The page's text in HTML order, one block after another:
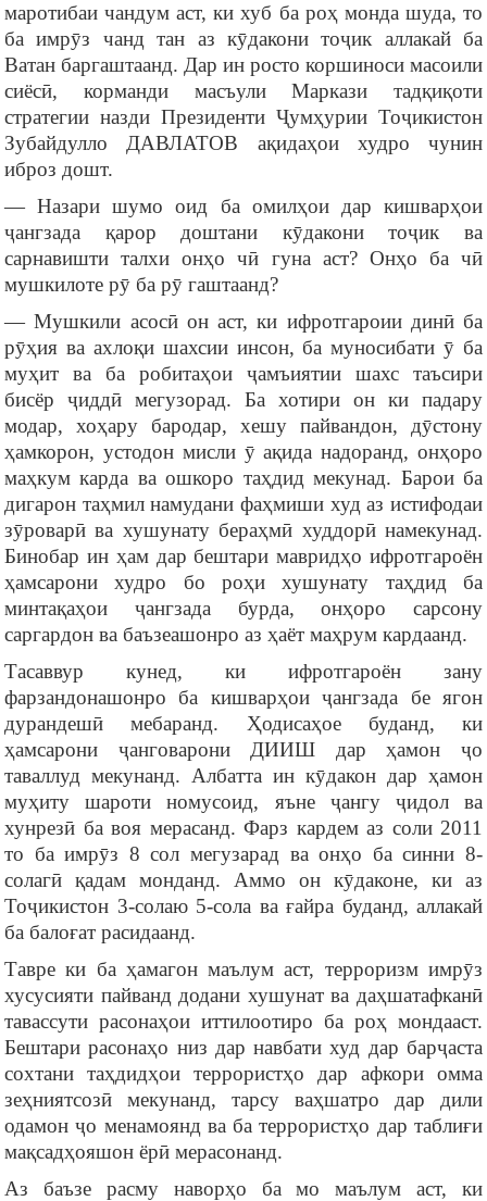
маротибаи чандум аст, ки хуб ба роҳ монда шуда, то
ба имрӯз чанд тан аз кӯдакони тоҷик аллакай ба
Ватан баргаштаанд. Дар ин росто коршиноси масоили
сиёсӣ, корманди масъули Маркази тадқиқоти
стратегии назди Президенти Ҷумҳурии Тоҷикистон
Зубайдулло ДАВЛАТОВ ақидаҳои худро чунин
иброз дошт.
— Назари шумо оид ба омилҳои дар кишварҳои
ҷангзада қарор доштани кӯдакони тоҷик ва
сарнавишти талхи онҳо чӣ гуна аст? Онҳо ба чӣ
мушкилоте рӯ ба рӯ гаштаанд?
— Мушкили асосӣ он аст, ки ифротгароии динӣ ба
рӯҳия ва ахлоқи шахсии инсон, ба муносибати ӯ ба
муҳит ва ба робитаҳои ҷамъиятии шахс таъсири
бисёр ҷиддӣ мегузорад. Ба хотири он ки падару
модар, хоҳару бародар, хешу пайвандон, дӯстону
ҳамкорон, устодон мисли ӯ ақида надоранд, онҳоро
маҳкум карда ва ошкоро таҳдид мекунад. Барои ба
дигарон таҳмил намудани фаҳмиши худ аз истифодаи
зӯроварӣ ва хушунату бераҳмӣ худдорӣ намекунад.
Бинобар ин ҳам дар бештари мавридҳо ифротгароён
ҳамсарони худро бо роҳи хушунату таҳдид ба
минтақаҳои ҷангзада бурда, онҳоро сарсону
саргардон ва баъзеашонро аз ҳаёт маҳрум кардаанд.
Тасаввур кунед, ки ифротгароён зану
фарзандонашонро ба кишварҳои ҷангзада бе ягон
дурандешӣ мебаранд. Ҳодисаҳое буданд, ки
ҳамсарони ҷанговарони ДИИШ дар ҳамон ҷо
таваллуд мекунанд. Албатта ин кӯдакон дар ҳамон
муҳиту шароти номусоид, яъне ҷангу ҷидол ва
хунрезӣ ба воя мерасанд. Фарз кардем аз соли 2011
то ба имрӯз 8 сол мегузарад ва онҳо ба синни 8-
солагӣ қадам монданд. Аммо он кӯдаконе, ки аз
Тоҷикистон 3-солаю 5-сола ва ғайра буданд, аллакай
ба балоғат расидаанд.
Тавре ки ба ҳамагон маълум аст, терроризм имрӯз
хусусияти пайванд додани хушунат ва даҳшатафканӣ
тавассути расонаҳои иттилоотиро ба роҳ мондааст.
Бештари расонаҳо низ дар навбати худ дар барҷаста
сохтани таҳдидҳои террористҳо дар афкори омма
зеҳниятсозӣ мекунанд, тарсу ваҳшатро дар дили
одамон ҷо менамоянд ва ба террористҳо дар таблиғи
мақсадҳояшон ёрӣ мерасонанд.
Аз баъзе расму наворҳо ба мо маълум аст, ки